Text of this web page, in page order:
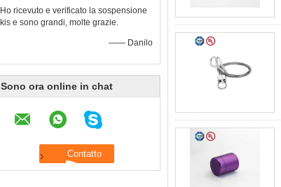
Ho ricevuto e verificato la sospensione
kis e sono grandi, molte grazie.
—— Danilo
Sono ora online in chat